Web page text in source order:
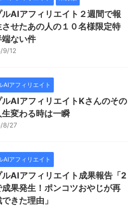
ルAIアフィリエイト２週間で報
せたあの人の１０名様限定特
ない件
9/12
AIアフィリエイト
ルAIアフィリエイトKさんのその
変わる時は一瞬
8/27
AIアフィリエイト
ルAIアフィリエイト成果報告「2
果発生！ポンコツおやじが再
きた理由」